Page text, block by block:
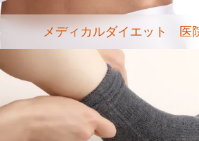
メディカルダイエット 医